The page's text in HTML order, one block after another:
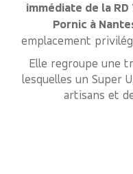
immédiate de la
Pornic à
emplacement
Elle regroupe une
lesquelles un Super
artisans et